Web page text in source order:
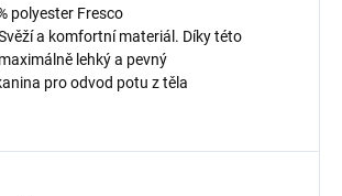
polyester Fresco
a komfortní materiál. Díky této
lehký a pevný
pro odvod potu z těla